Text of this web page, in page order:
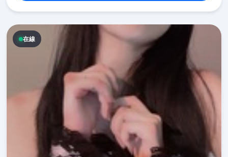
在線